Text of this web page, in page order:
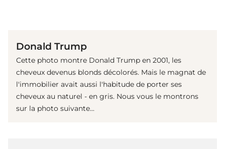
Donald Trump
Cette photo montre Donald Trump en 2001, les
cheveux devenus blonds décolorés. Mais le magnat de
l'immobilier avait aussi l'habitude de porter ses
cheveux au naturel - en gris. Nous vous le montrons
sur la photo suivante...